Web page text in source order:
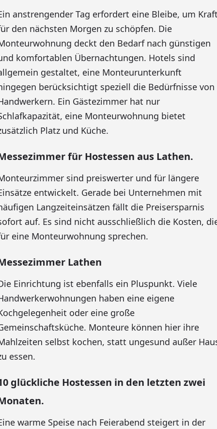
anstrengender Tag erfordert eine Bleibe, um
den nächsten Morgen zu schöpfen. Die
deckt den Bedarf nach günstigen
komfortablen Übernachtungen. Hotels sind
gestaltet, eine Monteurunterkunft
berücksichtigt speziell die Bedürfnisse von
Ein Gästezimmer hat nur
eine Monteurwohnung bietet
Platz und Küche.
für Hostessen aus Lathen.
sind preiswerter und für längere
entwickelt. Gerade bei Unternehmen mit
Langzeiteinsätzen fällt die Preisersparnis
auf. Es sind nicht ausschließlich die Kosten,
eine Monteurwohnung sprechen.
Lathen
Einrichtung ist ebenfalls ein Pluspunkt. Viele
haben eine eigene
oder eine große
Monteure können hier ihre
selbst kochen, statt ungesund außer
essen.
glückliche Hostessen in den letzten zwei
warme Speise nach Feierabend steigert in der